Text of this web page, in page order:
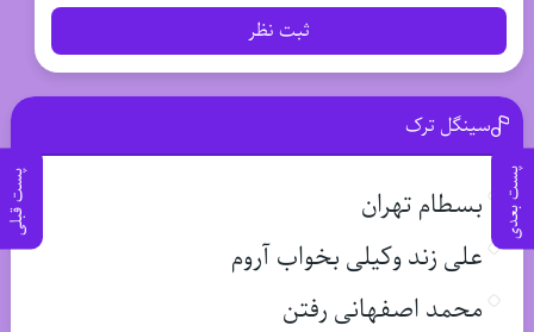
پست بعدی پست قبلی
ثبت نظر
سینگل ترک
بسطام تهران
علی زند وکیلی بخواب آروم
محمد اصفهانی رفتن